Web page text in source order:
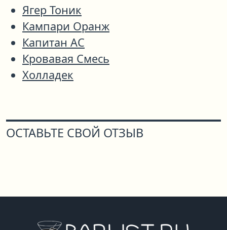
Ягер Тоник
Кампари Оранж
Капитан АС
Кровавая Смесь
Холладек
ОСТАВЬТЕ СВОЙ ОТЗЫВ